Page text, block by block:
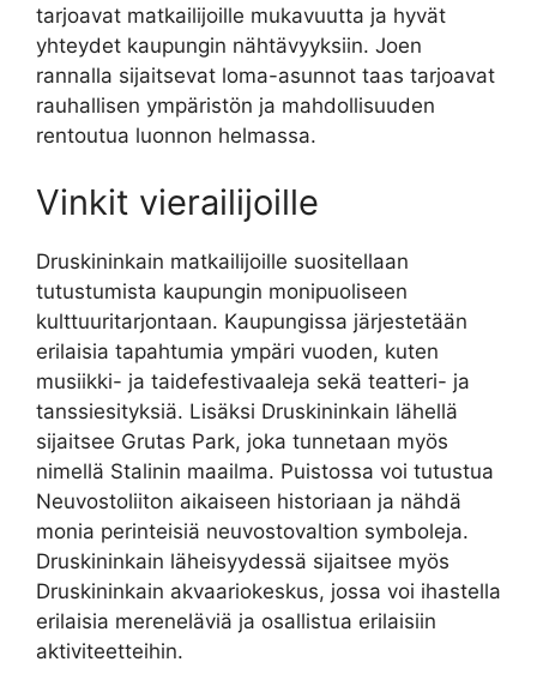
tarjoavat matkailijoille mukavuutta ja hyvät
yhteydet kaupungin nähtävyyksiin. Joen
rannalla sijaitsevat loma-asunnot taas tarjoavat
rauhallisen ympäristön ja mahdollisuuden
rentoutua luonnon helmassa.
Vinkit vierailijoille
Druskininkain matkailijoille suositellaan
tutustumista kaupungin monipuoliseen
kulttuuritarjontaan. Kaupungissa järjestetään
erilaisia tapahtumia ympäri vuoden, kuten
musiikki- ja taidefestivaaleja sekä teatteri- ja
tanssiesityksiä. Lisäksi Druskininkain lähellä
sijaitsee Grutas Park, joka tunnetaan myös
nimellä Stalinin maailma. Puistossa voi tutustua
Neuvostoliiton aikaiseen historiaan ja nähdä
monia perinteisiä neuvostovaltion symboleja.
Druskininkain läheisyydessä sijaitsee myös
Druskininkain akvaariokeskus, jossa voi ihastella
erilaisia mereneläviä ja osallistua erilaisiin
aktiviteetteihin.